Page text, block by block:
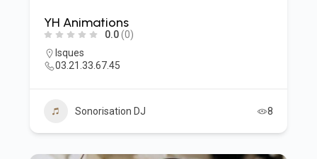
YH Animations
0.0(0)
Isques
03.21.33.67.45
Sonorisation DJ 8